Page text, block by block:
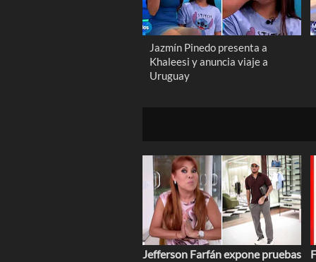
Jazmín Pinedo presenta a
Khaleesi y anuncia viaje a
Uruguay
Jefferson Farfán expone pruebas